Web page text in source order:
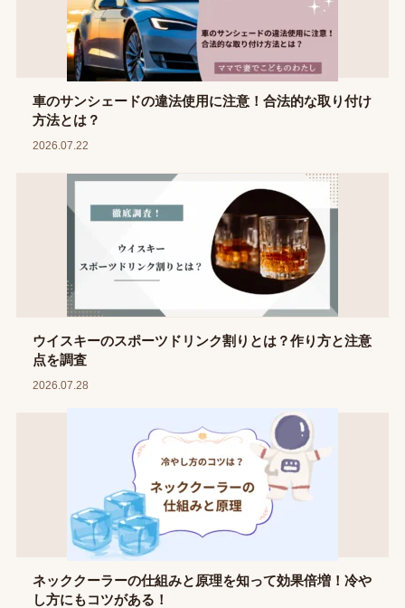
車のサンシェードの違法使用に注意！合法的な取り付け
方法とは？
2026.07.22
ウイスキーのスポーツドリンク割りとは？作り方と注意
点を調査
2026.07.28
ネッククーラーの仕組みと原理を知って効果倍増！冷や
し方にもコツがある！